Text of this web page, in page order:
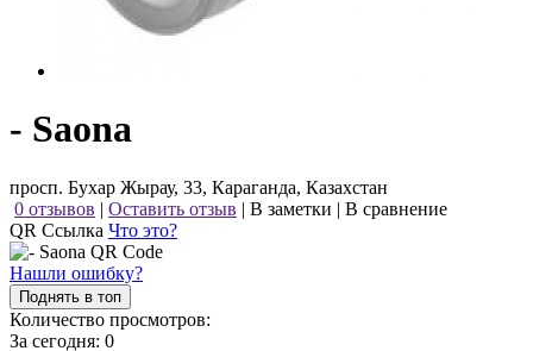
- Saona
просп. Бухар Жырау, 33, Караганда, Казахстан
0 отзывов | Оставить отзыв | В заметки | В сравнение
QR Ссылка Что это?
Нашли ошибку?
Поднять в топ
Количество просмотров:
За сегодня: 0